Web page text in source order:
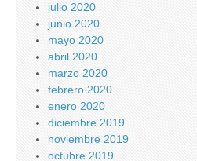
julio 2020
junio 2020
mayo 2020
abril 2020
marzo 2020
febrero 2020
enero 2020
diciembre 2019
noviembre 2019
octubre 2019